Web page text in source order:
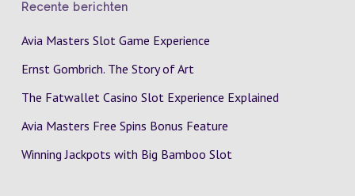
Recente berichten
Avia Masters Slot Game Experience
Ernst Gombrich. The Story of Art
The Fatwallet Casino Slot Experience Explained
Avia Masters Free Spins Bonus Feature
Winning Jackpots with Big Bamboo Slot